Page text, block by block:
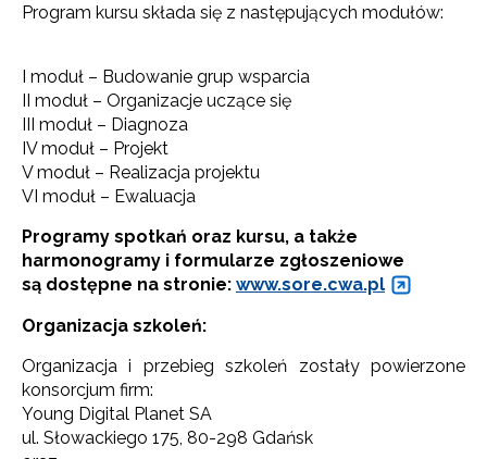
Program kursu składa się z następujących modułów:
I moduł – Budowanie grup wsparcia
II moduł – Organizacje uczące się
III moduł – Diagnoza
IV moduł – Projekt
V moduł – Realizacja projektu
VI moduł – Ewaluacja
Programy spotkań oraz kursu, a także
harmonogramy i formularze zgłoszeniowe
są dostępne na stronie: www.sore.cwa.pl
Organizacja szkoleń:
Organizacja i przebieg szkoleń zostały powierzone
konsorcjum firm:
Young Digital Planet SA
ul. Słowackiego 175, 80-298 Gdańsk